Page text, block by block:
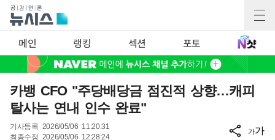
메인 랭킹 섹션 포토
카뱅 CFO "주당배당금 점진적 상향…캐피
탈사는 연내 인수 완료"
기사등록 2026/05/06 11:20:31
최종수정 2026/05/06 12:28:24
가가